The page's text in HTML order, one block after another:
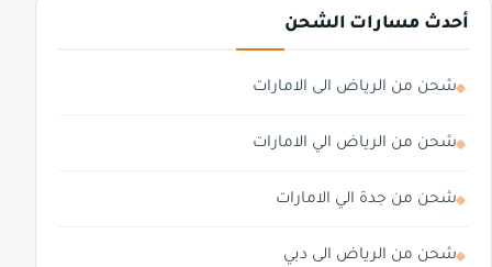
أحدث مسارات الشحن
شحن من الرياض الى الامارات
شحن من الرياض الي الامارات
شحن من جدة الي الامارات
شحن من الرياض الى دبي